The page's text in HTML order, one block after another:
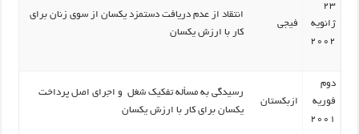
23
ژانویه
2002
فیجی
انتقاد از عدم دریافت دستمزد یکسان از سوی زنان برای
کار با ارزش یکسان
دوم
فوریه
2001
ازبکستان
رسیدگی به مسأله تفکیک شغل و اجرای اصل پرداخت
یکسان برای کار با ارزش یکسان